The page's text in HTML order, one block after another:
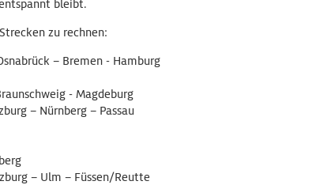
bleibt.
zu rechnen:
– Bremen - Hamburg
- Magdeburg
– Nürnberg – Passau
– Ulm – Füssen/Reutte